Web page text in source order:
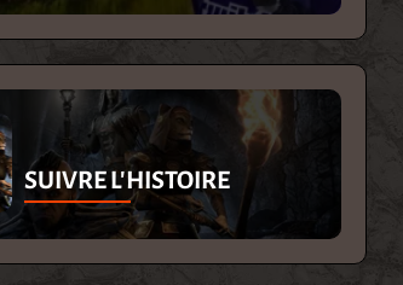
SUIVRE L'HISTOIRE